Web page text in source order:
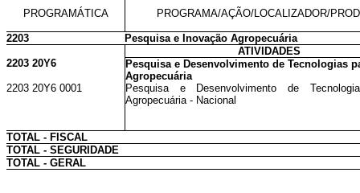
PROGRAMÁTICA PROGRAMA/AÇÃO/LOCALIZADOR/
2203
Pesquisa e Inovação Agropecuária
ATIVIDADES
2203 20Y6
Pesquisa e Desenvolvimento de Tecnologias
Agropecuária
2203 20Y6 0001
Pesquisa e Desenvolvimento de
Agropecuária - Nacional
TOTAL - FISCAL
TOTAL - SEGURIDADE
TOTAL - GERAL